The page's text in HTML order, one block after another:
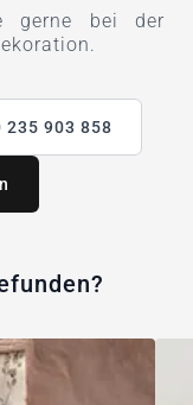
gerne bei der
235 903 858